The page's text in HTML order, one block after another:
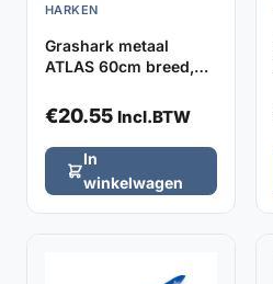
HARKEN
Grashark metaal
ATLAS 60cm breed,
steel)
€20.55 Incl.BTW
In
winkelwagen